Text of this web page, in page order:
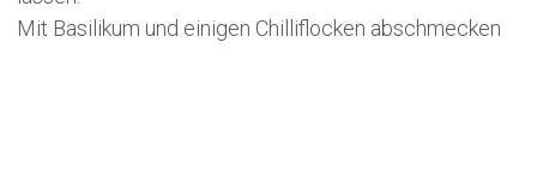
Mit Basilikum und einigen Chilliflocken abschmecken